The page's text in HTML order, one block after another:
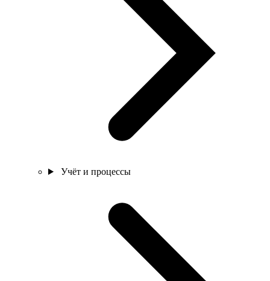
Учёт и процессы